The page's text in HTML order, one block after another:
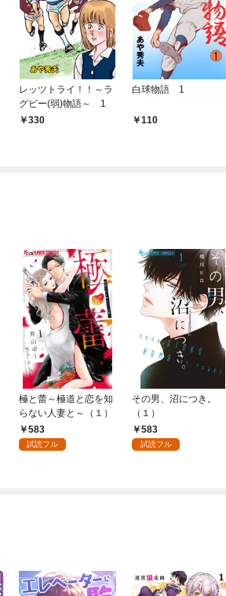
レッツトライ！！～ラ
グビー(弱)物語～ 1
330
白球物語 1
110
極と蕾～極道と恋を知
らない人妻と～（１）
583
試読フル
その男、沼につき。
（１）
583
試読フル